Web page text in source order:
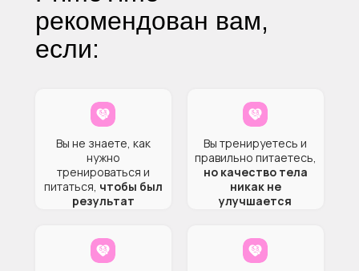
рекомендован вам,
если:
Вы не знаете, как
нужно
тренироваться и
питаться, чтобы был
результат
Вы тренируетесь и
правильно питаетесь,
но качество тела
никак не
улучшается